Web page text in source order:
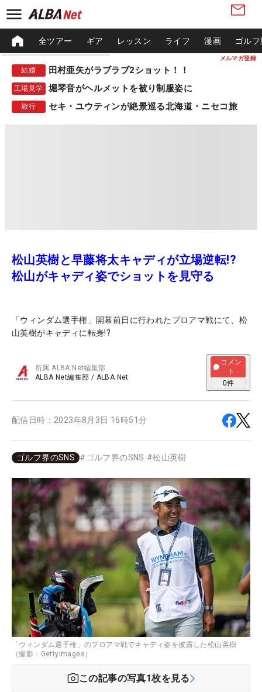
メルマガ登録
全ツアー ギア レッスン ライフ 漫画 ゴル
結婚 田村亜矢がラブラブ2ショット！！
工場見学 堀琴音がヘルメットを被り制服姿に
旅行 セキ・ユウティンが絶景巡る北海道・ニセコ旅
松山英樹と早藤将太キャディが立場逆転!?
松山がキャディ姿でショットを見守る
「ウィンダム選手権」開幕前日に行われたプロアマ戦にて、松
山英樹がキャディに転身!?
所属ALBA Net編集部
ALBA Net編集部 / ALBA Net
コメン
ト
0件
配信日時： 2023年8月3日 16時51分
ゴルフ界のSNS # ゴルフ界のSNS #松山英樹
「ウィンダム選手権」のプロアマ戦でキャディ姿を披露した松山英樹
（撮影：GettyImages）
この記事の写真1枚を見る